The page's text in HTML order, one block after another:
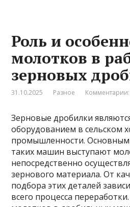
Роль и
молотков в
зерновых
31.10.2025 Разное
Зерновые дробилки
оборудованием в сельском
промышленности.
таких машин выступают
непосредственно
зернового материала. От
подбора этих деталей
всего процесса